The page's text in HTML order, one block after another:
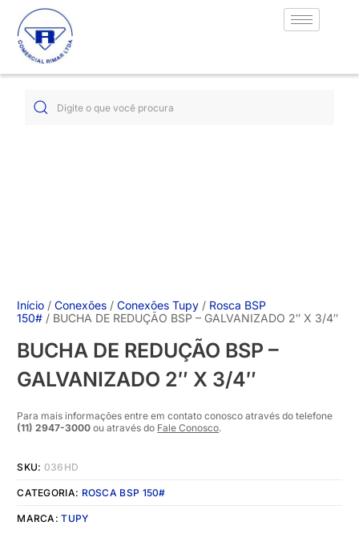
Início /Conexões /Conexões Tupy / Rosca BSP
150# / BUCHA DE REDUÇÃO BSP – GALVANIZADO 2″ X 3/4″
BUCHA DE REDUÇÃO BSP –
GALVANIZADO 2″ X 3/4″
Para mais informações entre em contato conosco através do telefone
(11) 2947-3000 ou através do Fale Conosco.
SKU: 036HD
CATEGORIA: ROSCA BSP 150#
MARCA:TUPY